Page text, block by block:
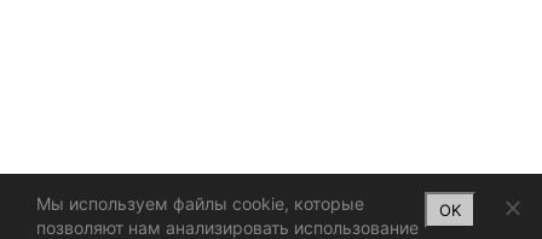
Мы используем файлы cookie, которые
позволяют нам анализировать использование
OK